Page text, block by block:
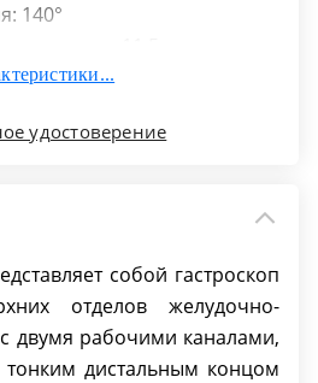
140°
11,5 мм
канала: 2,8/3,8
мм
мм
удостоверение
собой гастроскоп
отделов желудочно-
двумя рабочими каналами,
дистальным концом